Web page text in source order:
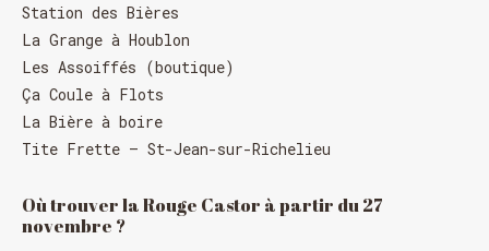
Station des Bières
La Grange à Houblon
Les Assoiffés (boutique)
Ça Coule à Flots
La Bière à boire
Tite Frette – St-Jean-sur-Richelieu
Où trouver la Rouge Castor à partir du 27
novembre ?
FERMÉ 31 déc. et 01 janvier